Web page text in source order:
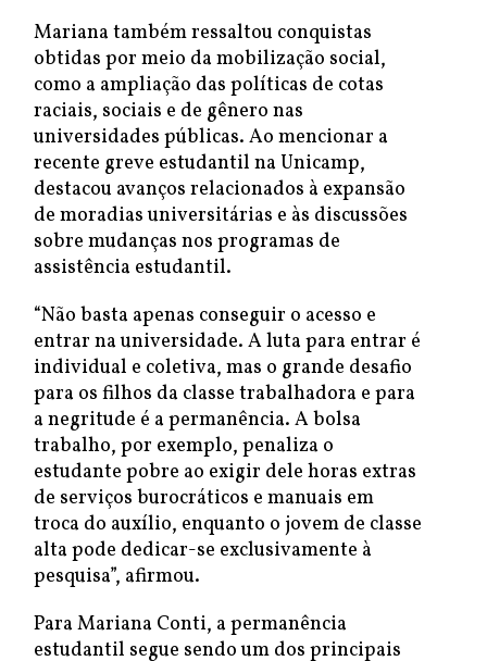
Mariana também ressaltou conquistas
obtidas por meio da mobilização social,
como a ampliação das políticas de cotas
raciais, sociais e de gênero nas
universidades públicas. Ao mencionar a
recente greve estudantil na Unicamp,
destacou avanços relacionados à expansão
de moradias universitárias e às discussões
sobre mudanças nos programas de
assistência estudantil.
“Não basta apenas conseguir o acesso e
entrar na universidade. A luta para entrar é
individual e coletiva, mas o grande desafio
para os filhos da classe trabalhadora e para
a negritude é a permanência. A bolsa
trabalho, por exemplo, penaliza o
estudante pobre ao exigir dele horas extras
de serviços burocráticos e manuais em
troca do auxílio, enquanto o jovem de classe
alta pode dedicar-se exclusivamente à
pesquisa”, afirmou.
Para Mariana Conti, a permanência
estudantil segue sendo um dos principais